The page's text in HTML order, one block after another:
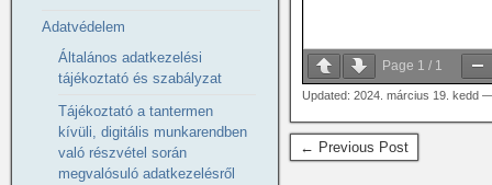
Page 1 / 1
Updated: 2024. március 19. kedd
← Previous Post
Adatvédelem
Általános adatkezelési
tájékoztató és szabályzat
Tájékoztató a tantermen
kívüli, digitális munkarendben
való részvétel során
megvalósuló adatkezelésről